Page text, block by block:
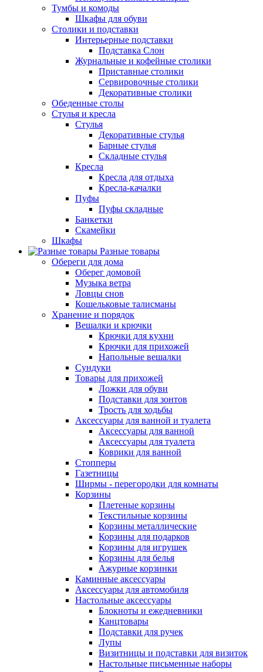
Тумбы и комоды
Шкафы для обуви
Столики и подставки
Интерьерные подставки
Подставка Слон
Журнальные и кофейные столики
Приставные столики
Сервировочные столики
Декоративные столики
Обеденные столы
Стулья и кресла
Стулья
Декоративные стулья
Барные стулья
Складные стулья
Кресла
Кресла для отдыха
Кресла-качалки
Пуфы
Пуфы складные
Банкетки
Скамейки
Шкафы
Разные товары
Обереги для дома
Оберег домовой
Музыка ветра
Ловцы снов
Кошельковые талисманы
Хранение и порядок
Вешалки и крючки
Крючки для кухни
Крючки для прихожей
Напольные вешалки
Сундуки
Товары для прихожей
Ложки для обуви
Подставки для зонтов
Трость для ходьбы
Аксессуары для ванной и туалета
Аксессуары для ванной
Аксессуары для туалета
Коврики для ванной
Стопперы
Газетницы
Ширмы - перегородки для комнаты
Корзины
Плетеные корзины
Текстильные корзины
Корзины металлические
Корзины для подарков
Корзины для игрушек
Корзины для белья
Ажурные корзинки
Каминные аксессуары
Аксессуары для автомобиля
Настольные аксессуары
Блокноты и ежедневники
Канцтовары
Подставки для ручек
Лупы
Визитницы и подставки для визиток
Настольные письменные наборы